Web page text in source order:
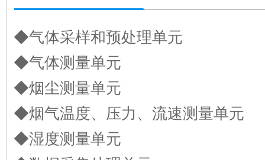
◆气体采样和预处理单元
◆气体测量单元
◆烟尘测量单元
◆烟气温度、压力、流速测量单元
◆湿度测量单元